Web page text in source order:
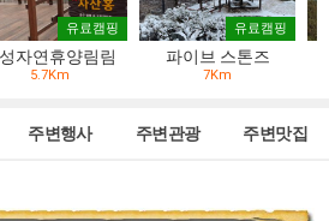
유료캠핑
자연휴양림림
5.7Km
유료캠핑
파이브 스톤즈
7Km
주변행사 주변관광 주변맛집